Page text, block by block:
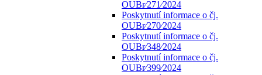
OUBr⁄271⁄2024
Poskytnutí informace o čj.
OUBr⁄270⁄2024
Poskytnutí informace o čj.
OUBr⁄348⁄2024
Poskytnutí informace o čj.
OUBr⁄399⁄2024